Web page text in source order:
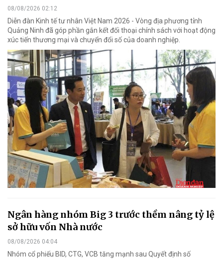
08/08/2026 02:12
Diễn đàn Kinh tế tư nhân Việt Nam 2026 - Vòng địa phương tỉnh
Quảng Ninh đã góp phần gắn kết đối thoại chính sách với hoạt động
xúc tiến thương mại và chuyển đổi số của doanh nghiệp.
Ngân hàng nhóm Big 3 trước thềm nâng tỷ lệ
sở hữu vốn Nhà nước
08/08/2026 04:04
Nhóm cổ phiếu BID, CTG, VCB tăng mạnh sau Quyết định số